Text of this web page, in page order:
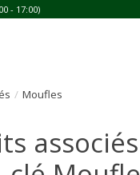
- 17:00)
/ Moufles